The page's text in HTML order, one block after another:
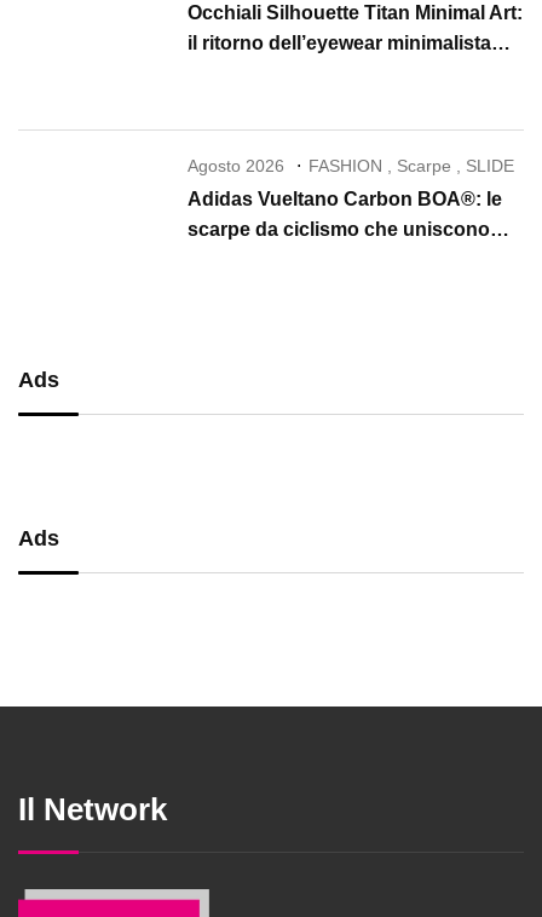
Occhiali Silhouette Titan Minimal Art:
il ritorno dell’eyewear minimalista
Agosto 2026 FASHION , Scarpe , SLIDE
Adidas Vueltano Carbon BOA®: le
scarpe da ciclismo che uniscono
Ads
Ads
Il Network